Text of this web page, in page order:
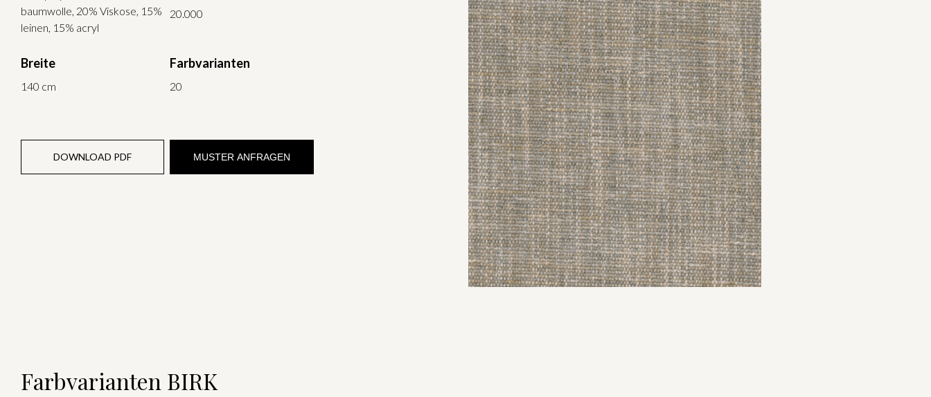
baumwolle, 20% Viskose, 15%
leinen, 15% acryl
20.000
Breite
140 cm
Farbvarianten
20
DOWNLOAD PDF MUSTER ANFRAGEN
Farbvarianten BIRK